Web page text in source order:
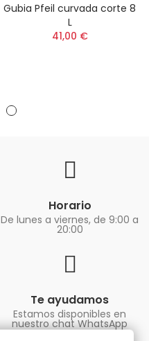
Gubia Pfeil curvada corte 8
L
41,00 €
Horario
De lunes a viernes, de 9:00 a
20:00
Te ayudamos
Estamos disponibles en
nuestro chat WhatsApp